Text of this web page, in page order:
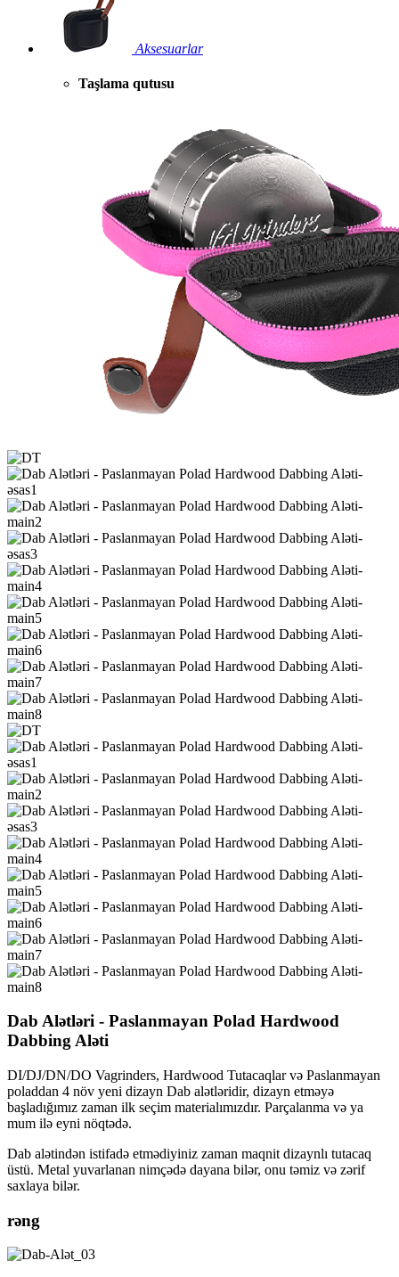
Aksesuarlar
Taşlama qutusu
Dab Alətləri - Paslanmayan Polad Hardwood
Dabbing Aləti
DI/DJ/DN/DO Vagrinders, Hardwood Tutacaqlar və Paslanmayan
poladdan 4 növ yeni dizayn Dab alətləridir, dizayn etməyə
başladığımız zaman ilk seçim materialımızdır. Parçalanma və ya
mum ilə eyni nöqtədə.
Dab alətindən istifadə etmədiyiniz zaman maqnit dizaynlı tutacaq
üstü. Metal yuvarlanan nimçədə dayana bilər, onu təmiz və zərif
saxlaya bilər.
rəng